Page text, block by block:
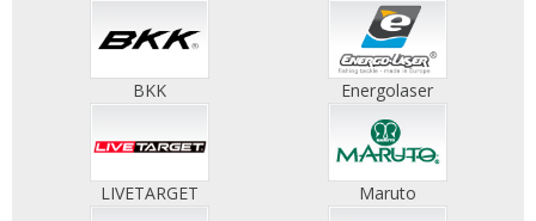
BKK Energolaser
LIVETARGET Maruto